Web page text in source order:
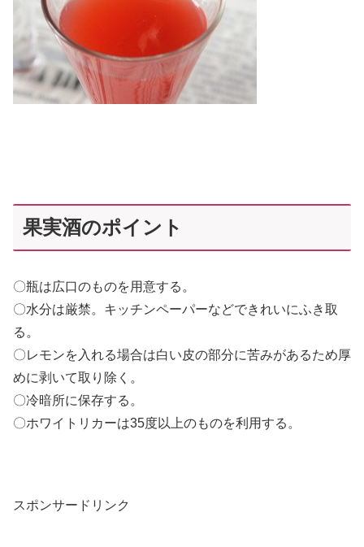
果実酒のポイント
〇瓶は広口のものを用意する。
〇水分は厳禁。キッチンペーパーなどできれいにふき取
る。
〇レモンを入れる場合は白い皮の部分に苦みがあるため厚
めに剥いて取り除く。
〇冷暗所に保存する。
〇ホワイトリカーは35度以上のものを利用する。
スポンサードリンク